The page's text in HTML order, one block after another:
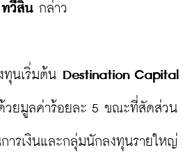
วีสิน กล่าว
ทุนเริ่มต้น Destination Capital
วยมูลค่าร้อยละ 5 ขณะที่สัดส่วน
ารเงินและกลุ่มนักลงทุนรายใหญ่